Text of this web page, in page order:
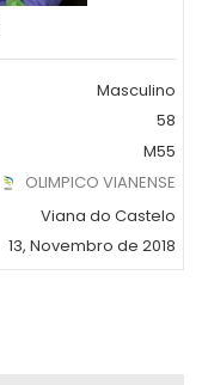
Masculino
58
M55
OLIMPICO VIANENSE
Viana do Castelo
13, Novembro de 2018